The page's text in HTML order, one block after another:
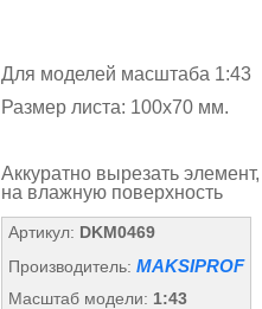
Для моделей масштаба 1:43
Размер листа: 100х70 мм.
Аккуратно вырезать
на влажную поверхность
Артикул: DKM0469
Производитель: MAKSIPROF
Масштаб модели: 1:43